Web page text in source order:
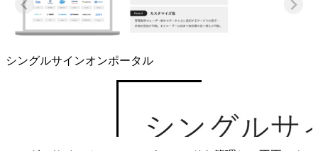
シングルサインオンポータル